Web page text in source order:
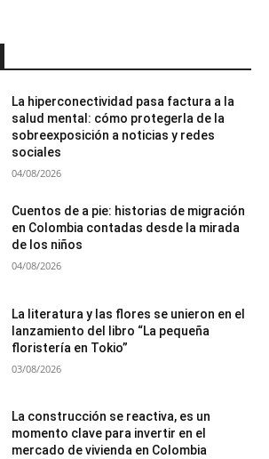
La hiperconectividad pasa factura a la
salud mental: cómo protegerla de la
sobreexposición a noticias y redes
sociales
04/08/2026
Cuentos de a pie: historias de migración
en Colombia contadas desde la mirada
de los niños
04/08/2026
La literatura y las flores se unieron en el
lanzamiento del libro “La pequeña
floristería en Tokio”
03/08/2026
La construcción se reactiva, es un
momento clave para invertir en el
mercado de vivienda en Colombia